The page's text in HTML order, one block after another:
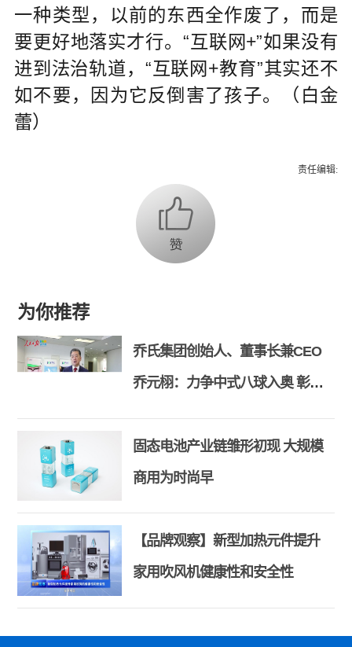
一种类型，以前的东西全作废了，而是
要更好地落实才行。“互联网+”如果没有
进到法治轨道，“互联网+教育”其实还不
如不要，因为它反倒害了孩子。
（ 白金
蕾）
责任编辑:
为你推荐
乔氏集团创始人、董事长兼CEO
乔元栩：力争中式八球入奥 彰显
和合共生精神
固态电池产业链雏形初现 大规模
商用为时尚早
【品牌观察】新型加热元件提升
家用吹风机健康性和安全性